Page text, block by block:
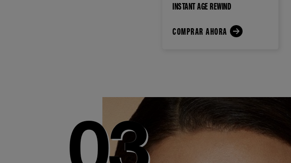
INSTANT AGE REWIND
COMPRAR AHORA